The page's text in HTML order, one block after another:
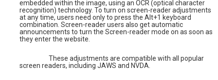
embedded within the image, using an OCR (optical character
recognition) technology. To turn on screen-reader adjustments
at any time, users need only to press the Alt+1 keyboard
combination. Screen-reader users also get automatic
announcements to turn the Screen-reader mode on as soon as
they enter the website.
These adjustments are compatible with all popular
screen readers, including JAWS and NVDA.